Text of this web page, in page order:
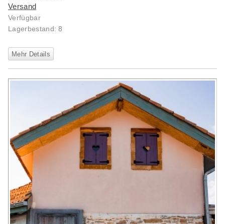
Versand
Verfügbar
Lagerbestand: 8
Mehr Details